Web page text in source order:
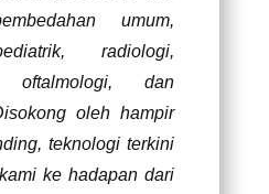
umum,
radiologi,
oftalmologi, dan
oleh hampir
teknologi terkini
ke hadapan dari